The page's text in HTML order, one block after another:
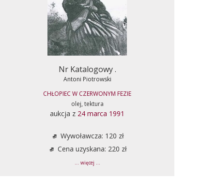
Nr Katalogowy .
Antoni Piotrowski
CHŁOPIEC W CZERWONYM FEZIE
olej, tektura
aukcja z 24 marca 1991
Wywoławcza: 120 zł
Cena uzyskana: 220 zł
... więcej ...